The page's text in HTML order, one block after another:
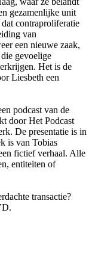
gezamenlijke unit
contraproliferatie
van
een nieuwe zaak,
gevoelige
Het is de
Liesbeth een
podcast van de
door Het Podcast
De presentatie is in
is van Tobias
fictief verhaal. Alle
entiteiten of
transactie?